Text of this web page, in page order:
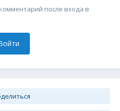
после входа в